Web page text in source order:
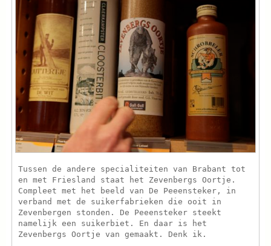
Tussen de andere specialiteiten van Brabant tot
en met Friesland staat het Zevenbergs Oortje.
Compleet met het beeld van De Peeensteker, in
verband met de suikerfabrieken die ooit in
Zevenbergen stonden. De Peeensteker steekt
namelijk een suikerbiet. En daar is het
Zevenbergs Oortje van gemaakt. Denk ik.